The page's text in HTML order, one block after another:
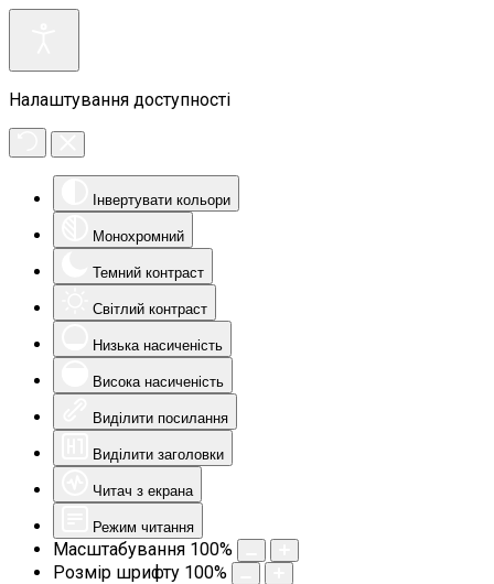
Налаштування доступності
Інвертувати кольори
Монохромний
Темний контраст
Світлий контраст
Низька насиченість
Висока насиченість
Виділити посилання
Виділити заголовки
Читач з екрана
Режим читання
Масштабування 100%
Розмір шрифту 100%